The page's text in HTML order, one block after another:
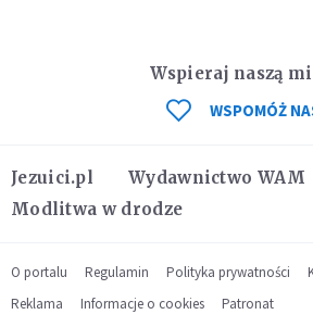
Jezuici.pl Wydawnictwo WAM
Modlitwa w drodze
Wspieraj naszą
WSPOMÓŻ
O portalu Regulamin Polityka prywatności
Reklama
Informacje o cookies Patronat